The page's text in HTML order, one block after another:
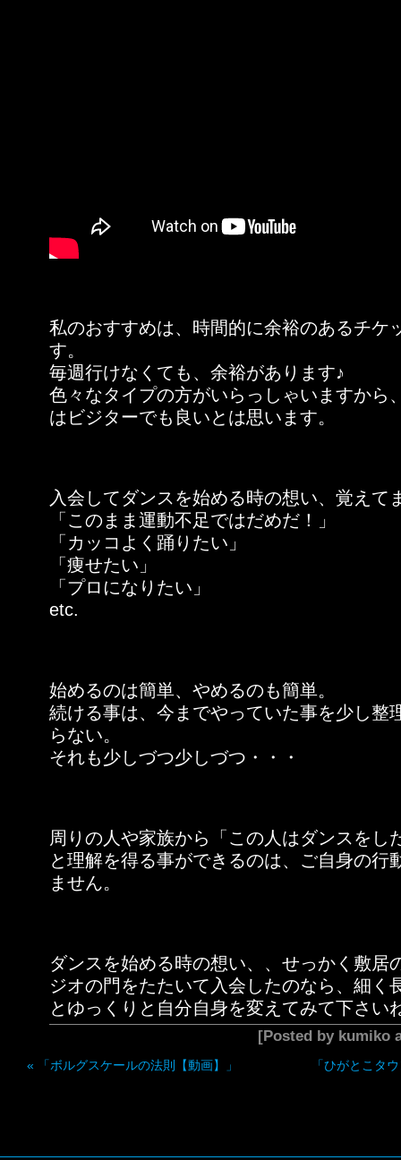
私のおすすめは、時間的に余裕のあるチケ
す。
毎週行けなくても、余裕があります♪
色々なタイプの方がいらっしゃいますから
はビジターでも良いとは思います。
入会してダンスを始める時の想い、覚えて
「このまま運動不足ではだめだ！」
「カッコよく踊りたい」
「痩せたい」
「プロになりたい」
etc.
始めるのは簡単、やめるのも簡単。
続ける事は、今までやっていた事を少し整
らない。
それも少しづつ少しづつ・・・
周りの人や家族から「この人はダンスをし
と理解を得る事ができるのは、ご自身の行
ません。
ダンスを始める時の想い、、せっかく敷居
ジオの門をたたいて入会したのなら、細く
とゆっくりと自分自身を変えてみて下さい
[Posted by kumiko
« 「ボルグスケールの法則【動画】」 「ひがとこタ